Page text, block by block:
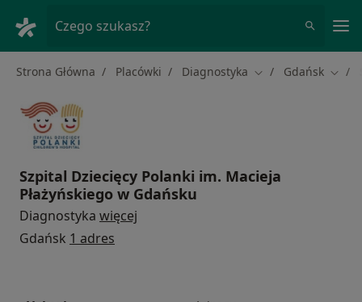
Czego szukasz?
Strona Główna Placówki Diagnostyka Zmień miasto
Gdańsk
Szpital Dziecięcy Polanki im. Macieja
Płażyńskiego w Gdańsku
Diagnostyka więcej
Gdańsk 1 adres